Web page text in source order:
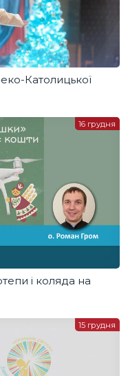
Католицької
і коляда на
16 грудня
15 грудня